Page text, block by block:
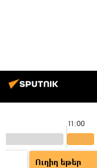
11:00
Ուղիղ եթեր